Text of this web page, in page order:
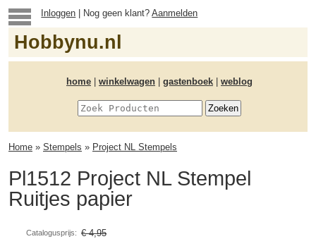
Inloggen | Nog geen klant?Aanmelden
Hobbynu.nl
home winkelwagen gastenboek weblog
Home » Stempels » Project NL Stempels
Pl1512 Project NL Stempel
Ruitjes papier
Catalogusprijs: € 4,95